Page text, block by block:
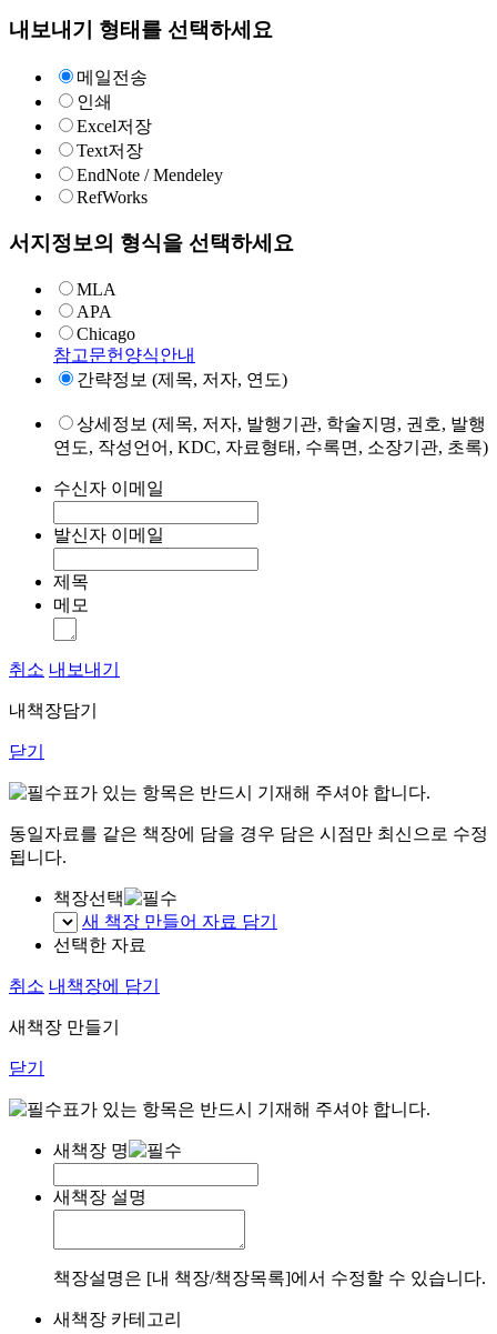
내보내기 형태를 선택하세요
메일전송
인쇄
Excel저장
Text저장
EndNote / Mendeley
RefWorks
서지정보의 형식을 선택하세요
MLA
APA
Chicago
참고문헌양식안내
간략정보 (제목, 저자, 연도)
상세정보 (제목, 저자, 발행기관, 학술지명, 권호, 발행
연도, 작성언어, KDC, 자료형태, 수록면, 소장기관, 초록)
수신자 이메일
발신자 이메일
제목
메모
취소 내보내기
내책장담기
닫기
표가 있는 항목은 반드시 기재해 주셔야 합니다.
동일자료를 같은 책장에 담을 경우 담은 시점만 최신으로 수정
됩니다.
책장선택
새 책장 만들어 자료 담기
선택한 자료
취소 내책장에 담기
새책장 만들기
닫기
표가 있는 항목은 반드시 기재해 주셔야 합니다.
새책장 명
새책장 설명
책장설명은 [내 책장/책장목록]에서 수정할 수 있습니다.
새책장 카테고리